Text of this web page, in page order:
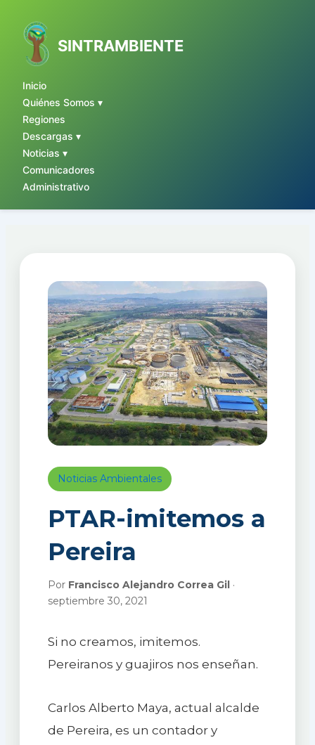
SINTRAMBIENTE
Inicio
Quiénes Somos ▾
Regiones
Descargas ▾
Noticias ▾
Comunicadores
Administrativo
contenido
Noticias Ambientales
PTAR-imitemos a
Pereira
Por Francisco Alejandro Correa Gil ·
septiembre 30, 2021
Si no creamos, imitemos.
Pereiranos y guajiros nos enseñan.
Carlos Alberto Maya, actual alcalde
de Pereira, es un contador y